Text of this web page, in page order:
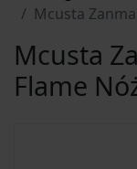
Mcusta
Mcusta
Flame